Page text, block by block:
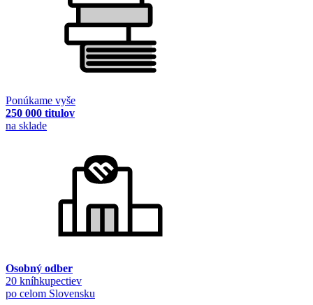
Ponúkame vyše
250 000 titulov
na sklade
Osobný odber
20 kníhkupectiev
po celom Slovensku